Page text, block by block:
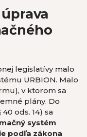
legislatívy malo
URBION. Malo
v ktorom sa
plány. Do
ods. 14) sa
systém
podľa zákona